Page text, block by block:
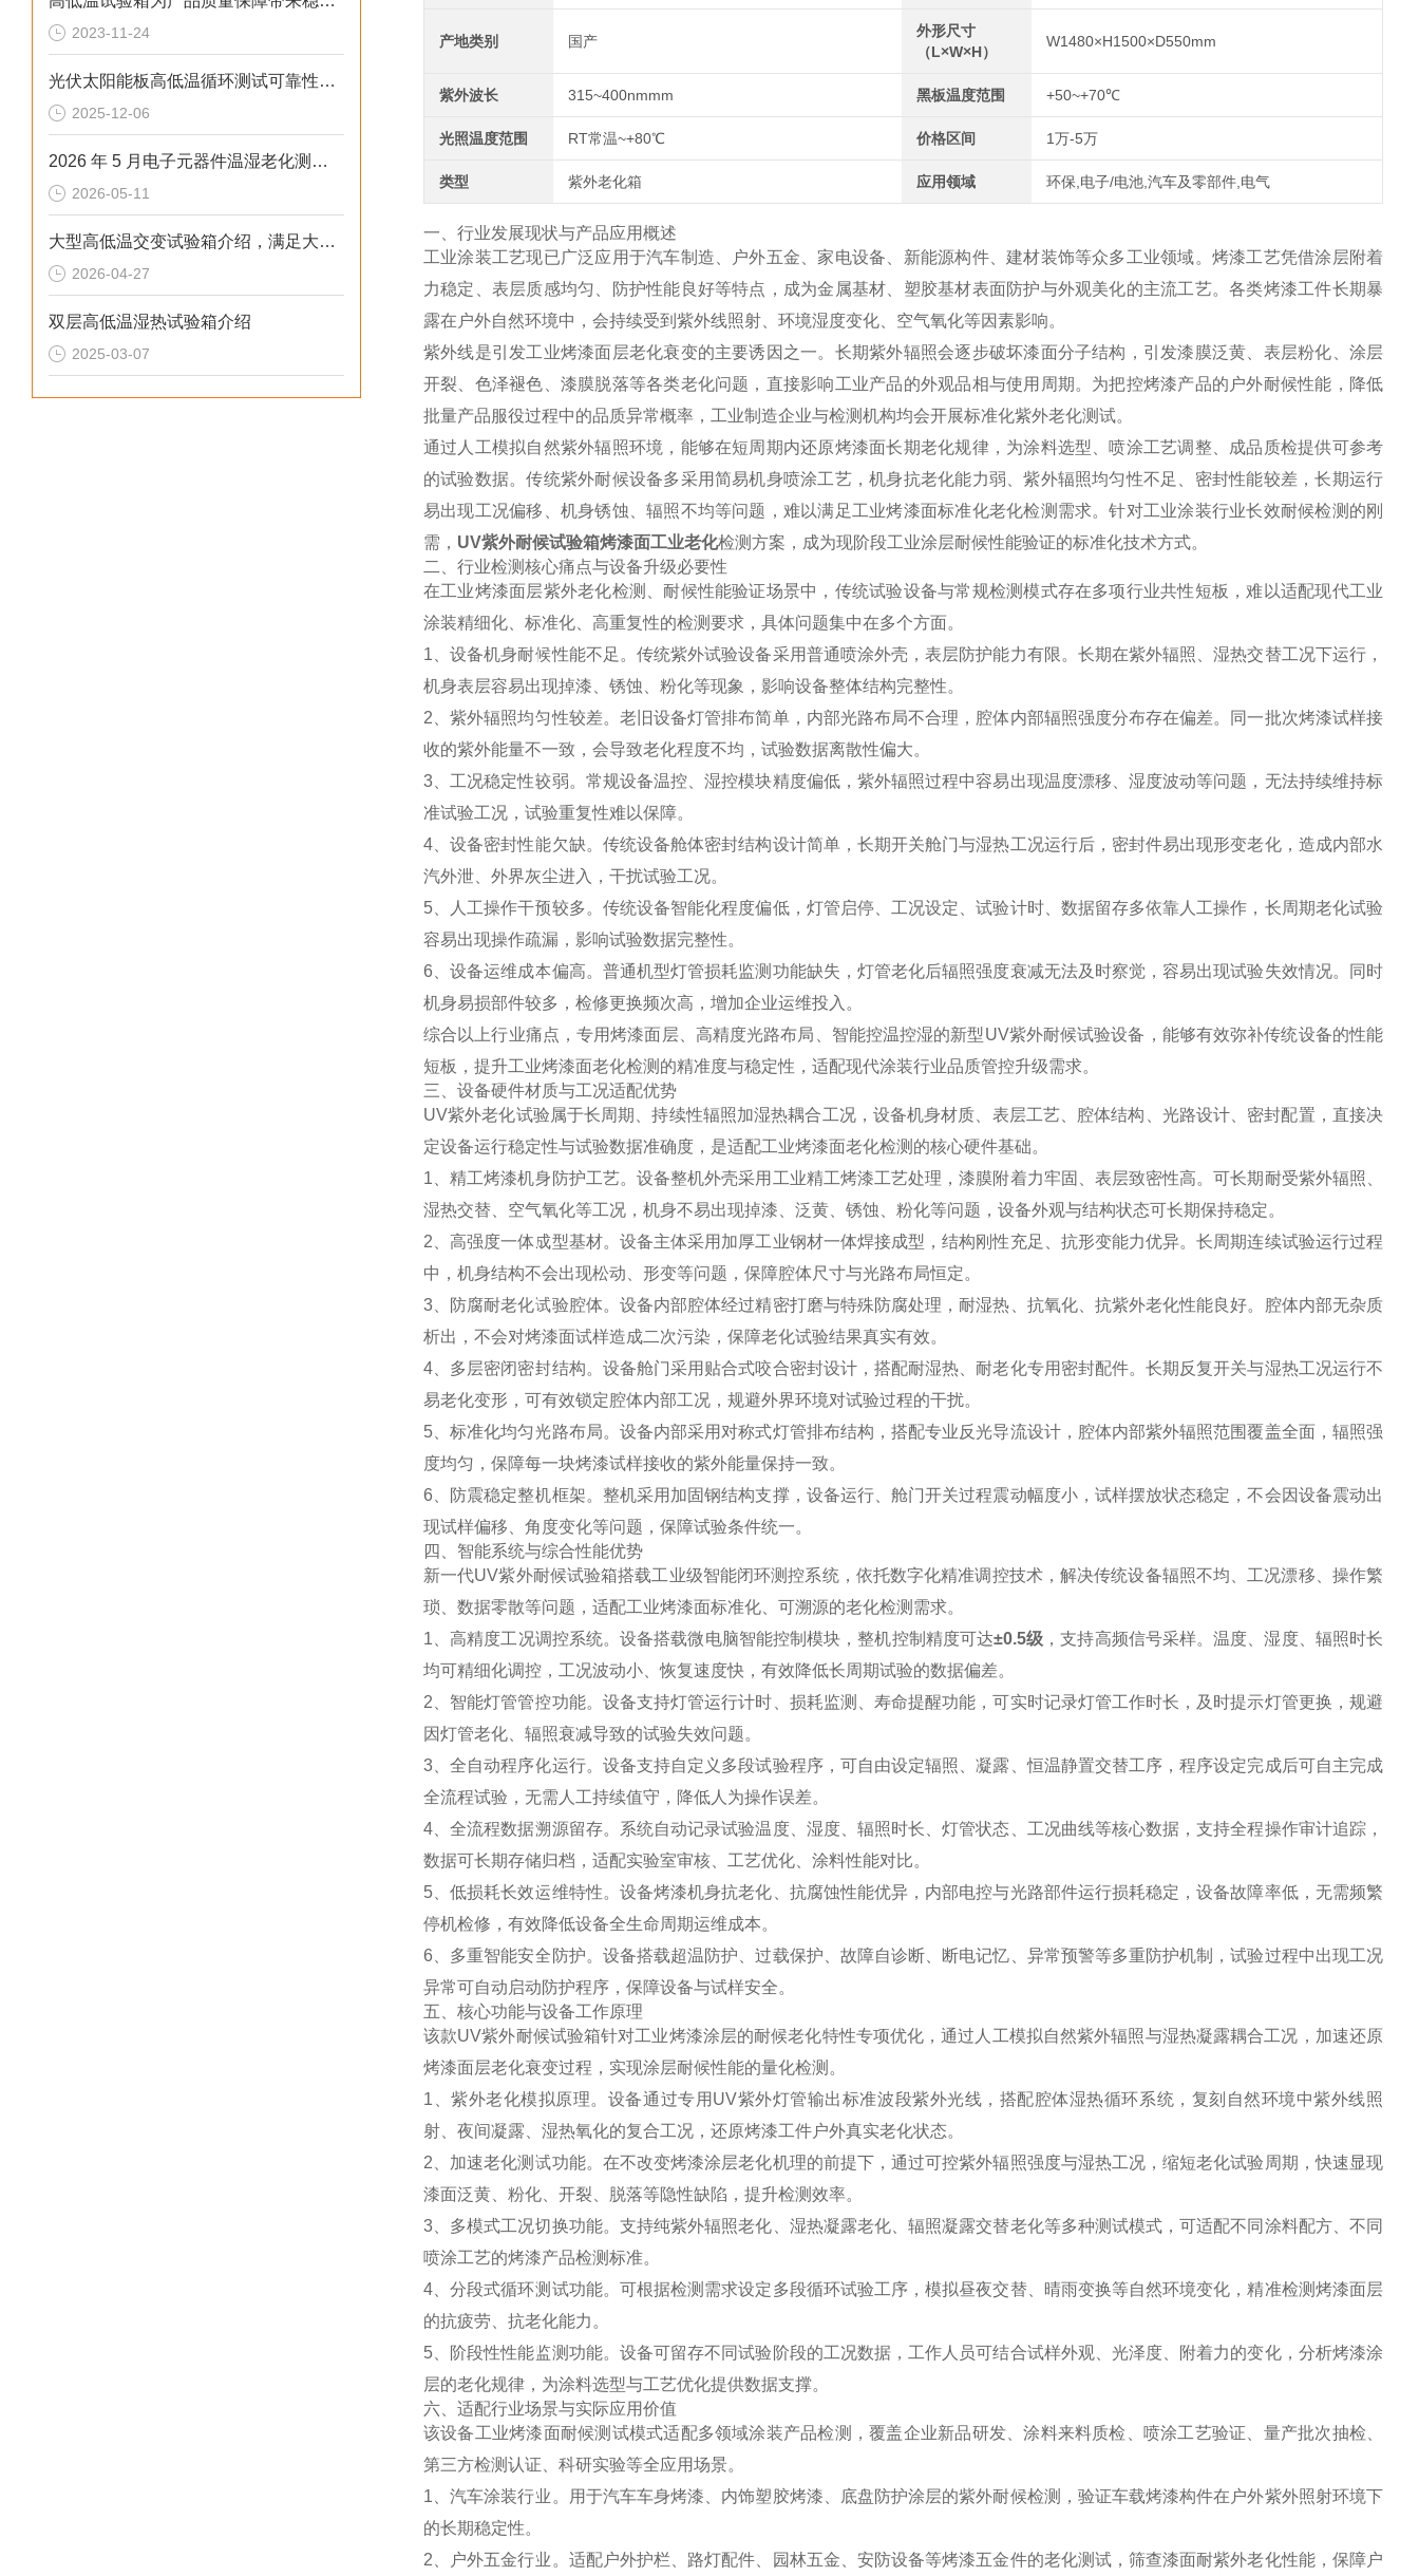
2023-11-24
光伏太阳能板高低温循环测试可靠性提升方案
2025-12-06
2026 年 5 月电子元器件温湿老化测试恒温恒湿试验箱定制排行榜
2026-05-11
大型高低温交变试验箱介绍，满足大件产品温变测试
2026-04-27
双层高低温湿热试验箱介绍
2025-03-07
产地类别 国产
外形尺寸
（L×W×H）
W1480×H1500×D550mm
紫外波长 315~400nmmm 黑板温度范围 +50~+70℃
光照温度范围 RT常温~+80℃ 价格区间 1万-5万
类型 紫外老化箱 应用领域 环保,电子/电池,汽车及零部件,电气
一、行业发展现状与产品应用概述
工业涂装工艺现已广泛应用于汽车制造、户外五金、家电设备、新能源构件、建材装饰等众多工业领域。烤漆工艺凭借涂层附着
力稳定、表层质感均匀、防护性能良好等特点，成为金属基材、塑胶基材表面防护与外观美化的主流工艺。各类烤漆工件长期暴
露在户外自然环境中，会持续受到紫外线照射、环境湿度变化、空气氧化等因素影响。
紫外线是引发工业烤漆面层老化衰变的主要诱因之一。长期紫外辐照会逐步破坏漆面分子结构，引发漆膜泛黄、表层粉化、涂层
开裂、色泽褪色、漆膜脱落等各类老化问题，直接影响工业产品的外观品相与使用周期。为把控烤漆产品的户外耐候性能，降低
批量产品服役过程中的品质异常概率，工业制造企业与检测机构均会开展标准化紫外老化测试。
通过人工模拟自然紫外辐照环境，能够在短周期内还原烤漆面长期老化规律，为涂料选型、喷涂工艺调整、成品质检提供可参考
的试验数据。传统紫外耐候设备多采用简易机身喷涂工艺，机身抗老化能力弱、紫外辐照均匀性不足、密封性能较差，长期运行
易出现工况偏移、机身锈蚀、辐照不均等问题，难以满足工业烤漆面标准化老化检测需求。针对工业涂装行业长效耐候检测的刚
需， UV紫外耐候试验箱烤漆面工业老化检测方案，成为现阶段工业涂层耐候性能验证的标准化技术方式。
二、行业检测核心痛点与设备升级必要性
在工业烤漆面层紫外老化检测、耐候性能验证场景中，传统试验设备与常规检测模式存在多项行业共性短板，难以适配现代工业
涂装精细化、标准化、高重复性的检测要求，具体问题集中在多个方面。
1、设备机身耐候性能不足。传统紫外试验设备采用普通喷涂外壳，表层防护能力有限。长期在紫外辐照、湿热交替工况下运行，
机身表层容易出现掉漆、锈蚀、粉化等现象，影响设备整体结构完整性。
2、紫外辐照均匀性较差。老旧设备灯管排布简单，内部光路布局不合理，腔体内部辐照强度分布存在偏差。同一批次烤漆试样接
收的紫外能量不一致，会导致老化程度不均，试验数据离散性偏大。
3、工况稳定性较弱。常规设备温控、湿控模块精度偏低，紫外辐照过程中容易出现温度漂移、湿度波动等问题，无法持续维持标
准试验工况，试验重复性难以保障。
4、设备密封性能欠缺。传统设备舱体密封结构设计简单，长期开关舱门与湿热工况运行后，密封件易出现形变老化，造成内部水
汽外泄、外界灰尘进入，干扰试验工况。
5、人工操作干预较多。传统设备智能化程度偏低，灯管启停、工况设定、试验计时、数据留存多依靠人工操作，长周期老化试验
容易出现操作疏漏，影响试验数据完整性。
6、设备运维成本偏高。普通机型灯管损耗监测功能缺失，灯管老化后辐照强度衰减无法及时察觉，容易出现试验失效情况。同时
机身易损部件较多，检修更换频次高，增加企业运维投入。
综合以上行业痛点，专用烤漆面层、高精度光路布局、智能控温控湿的新型UV紫外耐候试验设备，能够有效弥补传统设备的性能
短板，提升工业烤漆面老化检测的精准度与稳定性，适配现代涂装行业品质管控升级需求。
三、设备硬件材质与工况适配优势
UV紫外老化试验属于长周期、持续性辐照加湿热耦合工况，设备机身材质、表层工艺、腔体结构、光路设计、密封配置，直接决
定设备运行稳定性与试验数据准确度，是适配工业烤漆面老化检测的核心硬件基础。
1、精工烤漆机身防护工艺。设备整机外壳采用工业精工烤漆工艺处理，漆膜附着力牢固、表层致密性高。可长期耐受紫外辐照、
湿热交替、空气氧化等工况，机身不易出现掉漆、泛黄、锈蚀、粉化等问题，设备外观与结构状态可长期保持稳定。
2、高强度一体成型基材。设备主体采用加厚工业钢材一体焊接成型，结构刚性充足、抗形变能力优异。长周期连续试验运行过程
中，机身结构不会出现松动、形变等问题，保障腔体尺寸与光路布局恒定。
3、防腐耐老化试验腔体。设备内部腔体经过精密打磨与特殊防腐处理，耐湿热、抗氧化、抗紫外老化性能良好。腔体内部无杂质
析出，不会对烤漆面试样造成二次污染，保障老化试验结果真实有效。
4、多层密闭密封结构。设备舱门采用贴合式咬合密封设计，搭配耐湿热、耐老化专用密封配件。长期反复开关与湿热工况运行不
易老化变形，可有效锁定腔体内部工况，规避外界环境对试验过程的干扰。
5、标准化均匀光路布局。设备内部采用对称式灯管排布结构，搭配专业反光导流设计，腔体内部紫外辐照范围覆盖全面，辐照强
度均匀，保障每一块烤漆试样接收的紫外能量保持一致。
6、防震稳定整机框架。整机采用加固钢结构支撑，设备运行、舱门开关过程震动幅度小，试样摆放状态稳定，不会因设备震动出
现试样偏移、角度变化等问题，保障试验条件统一。
四、智能系统与综合性能优势
新一代UV紫外耐候试验箱搭载工业级智能闭环测控系统，依托数字化精准调控技术，解决传统设备辐照不均、工况漂移、操作繁
琐、数据零散等问题，适配工业烤漆面标准化、可溯源的老化检测需求。
1、高精度工况调控系统。设备搭载微电脑智能控制模块，整机控制精度可达±0.5级 ，支持高频信号采样。温度、湿度、辐照时长
均可精细化调控，工况波动小、恢复速度快，有效降低长周期试验的数据偏差。
2、智能灯管管控功能。设备支持灯管运行计时、损耗监测、寿命提醒功能，可实时记录灯管工作时长，及时提示灯管更换，规避
因灯管老化、辐照衰减导致的试验失效问题。
3、全自动程序化运行。设备支持自定义多段试验程序，可自由设定辐照、凝露、恒温静置交替工序，程序设定完成后可自主完成
全流程试验，无需人工持续值守，降低人为操作误差。
4、全流程数据溯源留存。系统自动记录试验温度、湿度、辐照时长、灯管状态、工况曲线等核心数据，支持全程操作审计追踪，
数据可长期存储归档，适配实验室审核、工艺优化、涂料性能对比。
5、低损耗长效运维特性。设备烤漆机身抗老化、抗腐蚀性能优异，内部电控与光路部件运行损耗稳定，设备故障率低，无需频繁
停机检修，有效降低设备全生命周期运维成本。
6、多重智能安全防护。设备搭载超温防护、过载保护、故障自诊断、断电记忆、异常预警等多重防护机制，试验过程中出现工况
异常可自动启动防护程序，保障设备与试样安全。
五、核心功能与设备工作原理
该款UV紫外耐候试验箱针对工业烤漆涂层的耐候老化特性专项优化，通过人工模拟自然紫外辐照与湿热凝露耦合工况，加速还原
烤漆面层老化衰变过程，实现涂层耐候性能的量化检测。
1、紫外老化模拟原理。设备通过专用UV紫外灯管输出标准波段紫外光线，搭配腔体湿热循环系统，复刻自然环境中紫外线照
射、夜间凝露、湿热氧化的复合工况，还原烤漆工件户外真实老化状态。
2、加速老化测试功能。在不改变烤漆涂层老化机理的前提下，通过可控紫外辐照强度与湿热工况，缩短老化试验周期，快速显现
漆面泛黄、粉化、开裂、脱落等隐性缺陷，提升检测效率。
3、多模式工况切换功能。支持纯紫外辐照老化、湿热凝露老化、辐照凝露交替老化等多种测试模式，可适配不同涂料配方、不同
喷涂工艺的烤漆产品检测标准。
4、分段式循环测试功能。可根据检测需求设定多段循环试验工序，模拟昼夜交替、晴雨变换等自然环境变化，精准检测烤漆面层
的抗疲劳、抗老化能力。
5、阶段性性能监测功能。设备可留存不同试验阶段的工况数据，工作人员可结合试样外观、光泽度、附着力的变化，分析烤漆涂
层的老化规律，为涂料选型与工艺优化提供数据支撑。
六、适配行业场景与实际应用价值
该设备工业烤漆面耐候测试模式适配多领域涂装产品检测，覆盖企业新品研发、涂料来料质检、喷涂工艺验证、量产批次抽检、
第三方检测认证、科研实验等全应用场景。
1、汽车涂装行业。用于汽车车身烤漆、内饰塑胶烤漆、底盘防护涂层的紫外耐候检测，验证车载烤漆构件在户外紫外照射环境下
的长期稳定性。
2、户外五金行业。适配户外护栏、路灯配件、园林五金、安防设备等烤漆五金件的老化测试，筛查漆面耐紫外老化性能，保障户